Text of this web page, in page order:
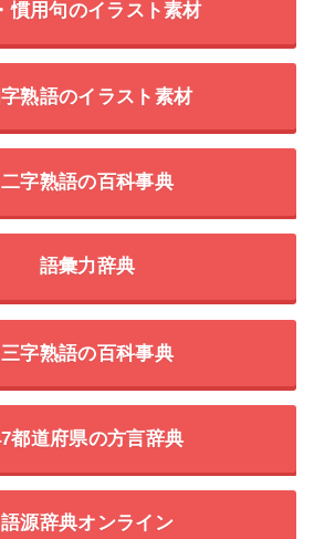
慣用句のイラスト素材
熟語のイラスト素材
二字熟語の百科事典
語彙力辞典
三字熟語の百科事典
都道府県の方言辞典
語源辞典オンライン